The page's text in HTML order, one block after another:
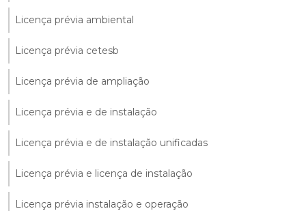
Licença prévia ambiental
Licença prévia cetesb
Licença prévia de ampliação
Licença prévia e de instalação
Licença prévia e de instalação unificadas
Licença prévia e licença de instalação
Licença prévia instalação e operação